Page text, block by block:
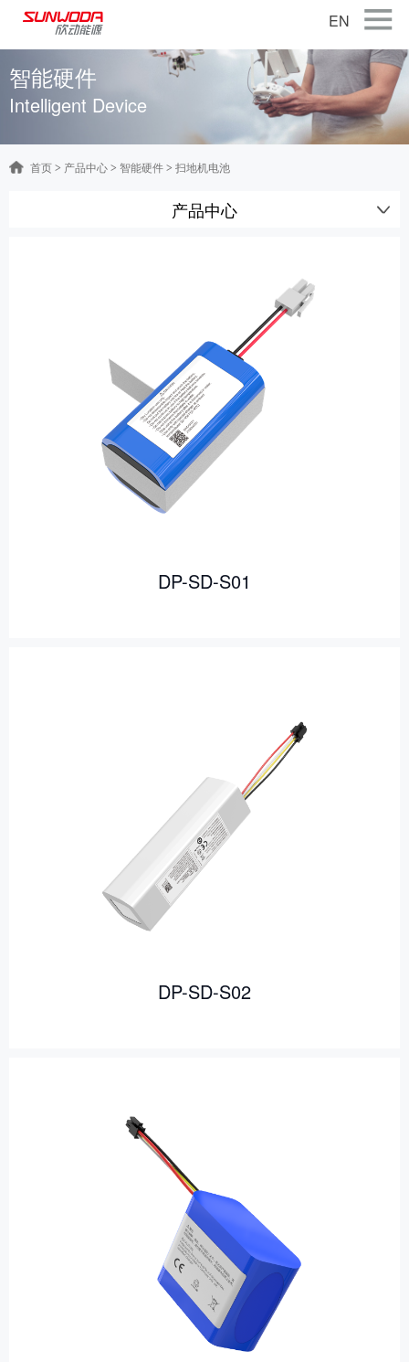
关于公司
产品中心
EN
智能硬件
Intelligent Device
首页 > 产品中心 > 智能硬件 > 扫地机电池
产品中心
DP-SD-S01
DP-SD-S02